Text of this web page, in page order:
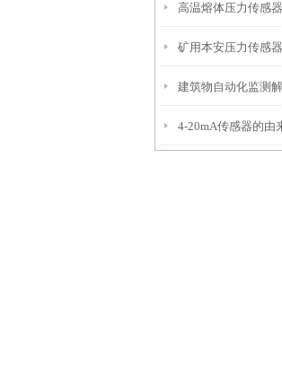
正确安装示意图
高温熔体压力传感
用注意事项
矿用本安压力传感
场人员和设备的安全
建筑物自动化监测
辉沉降自动化监测】
4-20mA传感器的由